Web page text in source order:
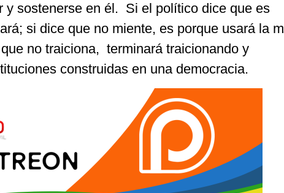
y sostenerse en él. Si el político dice que es
si dice que no miente, es porque usará la
no traiciona, terminará traicionando y
construidas en una democracia.